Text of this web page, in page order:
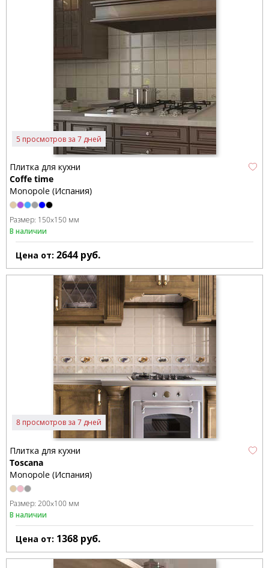
5 просмотров за 7 дней
Плитка для кухни
Coffe time
Monopole (Испания)
Размер: 150x150 мм
В наличии
Цена от: 2644 руб.
8 просмотров за 7 дней
Плитка для кухни
Toscana
Monopole (Испания)
Размер: 200x100 мм
В наличии
Цена от: 1368 руб.